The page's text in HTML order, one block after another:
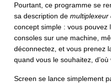
Pourtant, ce programme se
sa description de multiplexeur
concept simple : vous
consoles sur une machine,
déconnectez, et vous prenez
quand vous le souhaitez, d’où
Screen se lance simplement